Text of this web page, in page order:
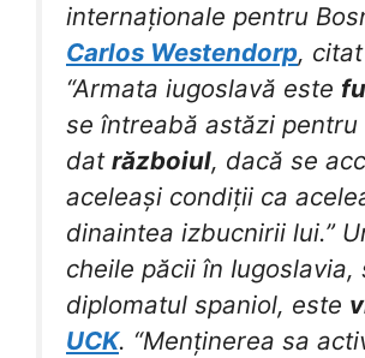
internaționale pentru
Carlos Westendorp,
“Armata iugoslavă este
se întreabă astăzi pentru
dat războiul, dacă se
aceleași condiții ca
dinaintea izbucnirii lui.”
cheile păcii în Iugoslavia,
diplomatul spaniol, este
UCK. “Menținerea sa